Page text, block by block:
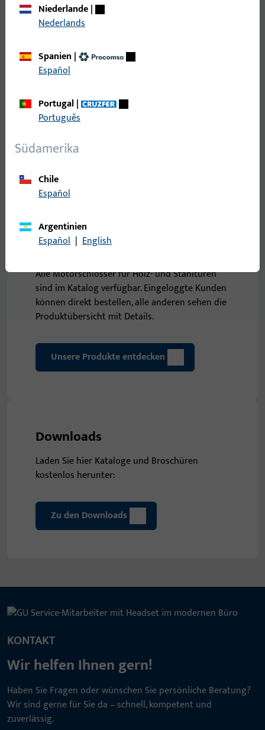
Motorschlösser für Holz- und
Stahltüren im Katalog
Alle Motorschlösser für Holz- und Stahltüren
sind im Katalog verfügbar. Eingeloggte Kunden
können direkt bestellen, alle anderen sehen die
Produktübersicht mit Details.
Unsere Produkte entdecken
Downloads
Laden Sie hier Kataloge und Broschüren
kostenlos herunter:
Zu den Downloads
KONTAKT
Wir helfen Ihnen gern!
Haben Sie Fragen oder wünschen Sie persönliche Beratung?
Wir sind gerne für Sie da – schnell, kompetent und
zuverlässig.
Niederlande|
Nederlands
Spanien |
Español
Portugal|
Português
Südamerika
Chile
Español
Argentinien
Español | English